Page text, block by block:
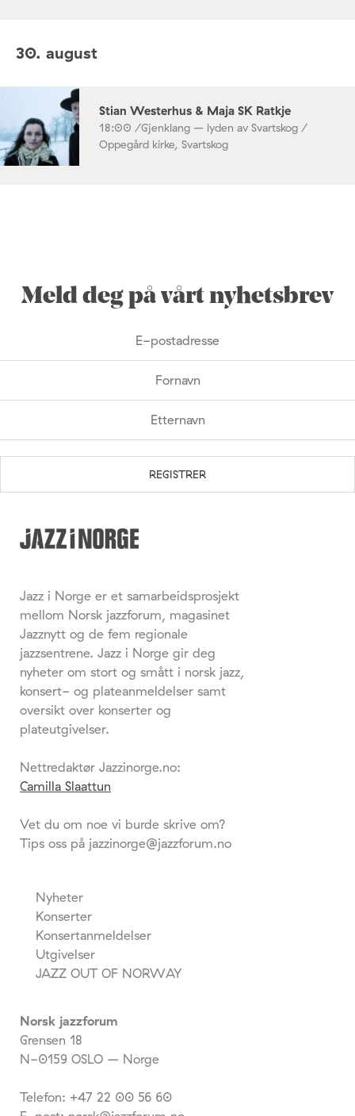
30. august
Stian Westerhus & Maja SK Ratkje
18:00 /Gjenklang – lyden av Svartskog /
Oppegård kirke, Svartskog
Meld deg på vårt nyhetsbrev
Jazz i Norge er et samarbeidsprosjekt
mellom Norsk jazzforum, magasinet
Jazznytt og de fem regionale
jazzsentrene. Jazz i Norge gir deg
nyheter om stort og smått i norsk jazz,
konsert- og plateanmeldelser samt
oversikt over konserter og
plateutgivelser.
Nettredaktør Jazzinorge.no:
Camilla Slaattun
Vet du om noe vi burde skrive om?
Tips oss på jazzinorge@jazzforum.no
Nyheter
Konserter
Konsertanmeldelser
Utgivelser
JAZZ OUT OF NORWAY
Norsk jazzforum
Grensen 18
N-0159 OSLO – Norge
Telefon: +47 22 00 56 60